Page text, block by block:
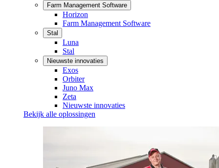
Farm Management Software
Horizon
Farm Management Software
Stal
Luna
Stal
Nieuwste innovaties
Exos
Orbiter
Juno Max
Zeta
Nieuwste innovaties
Bekijk alle oplossingen